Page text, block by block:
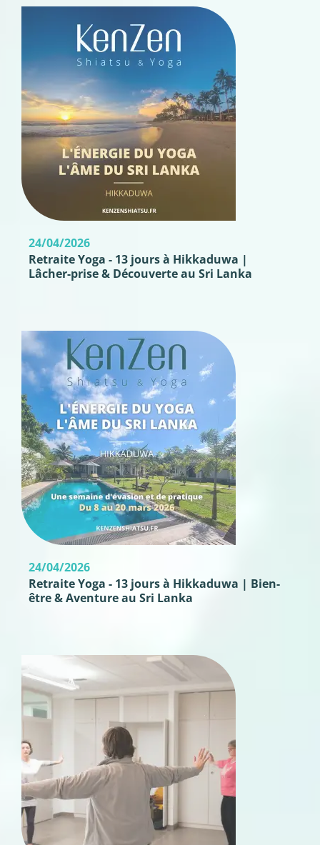
24/04/2026
Retraite Yoga - 13 jours à Hikkaduwa |
Lâcher-prise & Découverte au Sri Lanka
24/04/2026
Retraite Yoga - 13 jours à Hikkaduwa | Bien-
être & Aventure au Sri Lanka